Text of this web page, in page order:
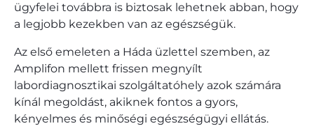
ügyfelei továbbra is biztosak lehetnek abban, hogy
a legjobb kezekben van az egészségük.
Az első emeleten a Háda üzlettel szemben, az
Amplifon mellett frissen megnyílt
labordiagnosztikai szolgáltatóhely azok számára
kínál megoldást, akiknek fontos a gyors,
kényelmes és minőségi egészségügyi ellátás.